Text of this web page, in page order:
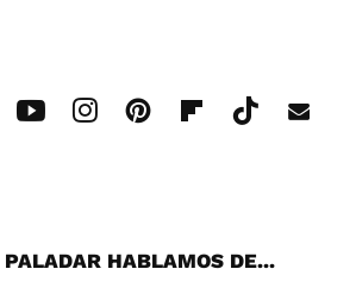
HABLAMOS DE...